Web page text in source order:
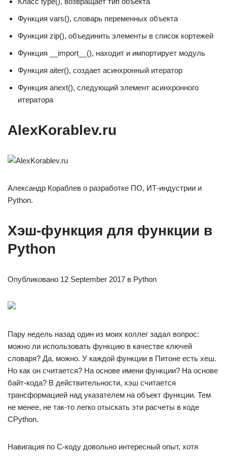
Функция vars(), словарь переменных объекта
Функция zip(), объединить элементы в список кортежей
Функция __import__(), находит и импортирует модуль
Функция aiter(), создает асинхронный итератор
Функция anext(), следующий элемент асинхронного
итератора
AlexKorablev.ru
Александр Кораблев о разработке ПО, ИТ-индустрии и
Python.
Хэш-функция для функции в
Python
Опубликовано 12 September 2017 в Python
Пару недель назад один из моих коллег задал вопрос:
можно ли использовать функцию в качестве ключей
словаря? Да, можно. У каждой функции в Питоне есть хеш.
Но как он считается? На основе имени функции? На основе
байт-кода? В действительности, хэш считается
трансформацией над указателем на объект функции. Тем
не менее, не так-то легко отыскать эти расчеты в коде
CPython.
Навигация по C-коду довольно интересный опыт, хотя